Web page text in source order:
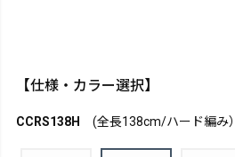
【仕様・カラー選択】
CCRS138H (全長138cm/ハード編み）